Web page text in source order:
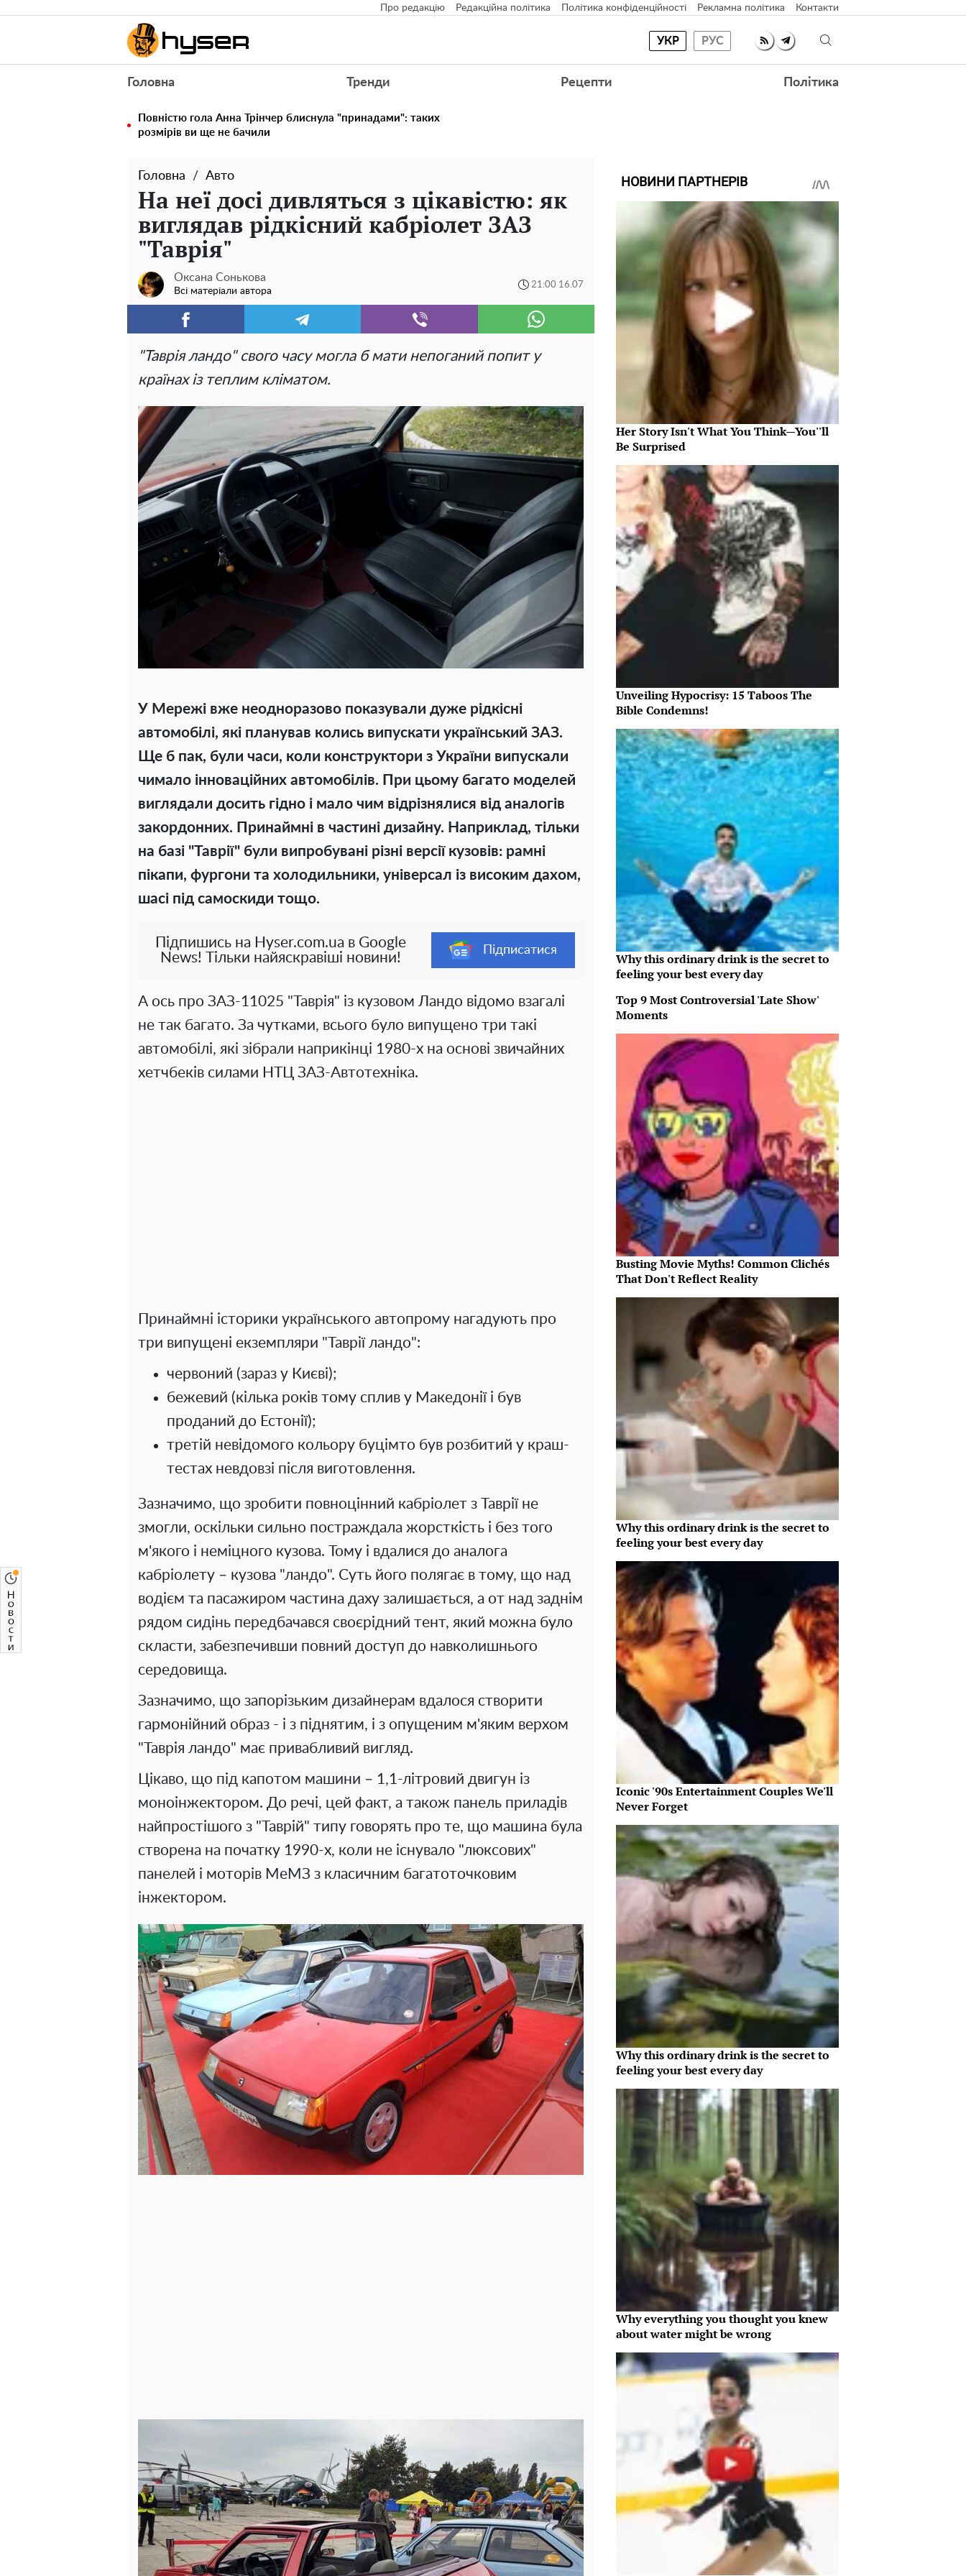
Про редакцію Редакційна політика Політика конфіденційності Рекламна політика Контакти
УКР РУС
Головна Тренди Рецепти Політика
Повністю гола Анна Трінчер блиснула "принадами": таких
розмірів ви ще не бачили
Головна Авто
На неї досі дивляться з цікавістю: як
виглядав рідкісний кабріолет ЗАЗ
"Таврія"
Оксана Сонькова
Всі матеріали автора
21:00 16.07
"Таврія ландо" свого часу могла б мати непоганий попит у
країнах із теплим кліматом.
У Мережі вже неодноразово показували дуже рідкісні
автомобілі, які планував колись випускати український ЗАЗ.
Ще б пак, були часи, коли конструктори з України випускали
чимало інноваційних автомобілів. При цьому багато моделей
виглядали досить гідно і мало чим відрізнялися від аналогів
закордонних. Принаймні в частині дизайну. Наприклад, тільки
на базі "Таврії" були випробувані різні версії кузовів: рамні
пікапи, фургони та холодильники, універсал із високим дахом,
шасі під самоскиди тощо.
Підпишись на Hyser.com.ua в Google
News! Тільки найяскравіші новини!
Підписатися
А ось про ЗАЗ-11025 "Таврія" із кузовом Ландо відомо взагалі
не так багато. За чутками, всього було випущено три такі
автомобілі, які зібрали наприкінці 1980-х на основі звичайних
хетчбеків силами НТЦ ЗАЗ-Автотехніка.
Принаймні історики українського автопрому нагадують про
три випущені екземпляри "Таврії ландо":
червоний (зараз у Києві);
бежевий (кілька років тому сплив у Македонії і був
проданий до Естонії);
третій невідомого кольору буцімто був розбитий у краш-
тестах невдовзі після виготовлення.
Зазначимо, що зробити повноцінний кабріолет з Таврії не
змогли, оскільки сильно постраждала жорсткість і без того
м'якого і неміцного кузова. Тому і вдалися до аналога
кабріолету – кузова "ландо". Суть його полягає в тому, що над
водієм та пасажиром частина даху залишається, а от над заднім
рядом сидінь передбачався своєрідний тент, який можна було
скласти, забезпечивши повний доступ до навколишнього
середовища.
Зазначимо, що запорізьким дизайнерам вдалося створити
гармонійний образ - і з піднятим, і з опущеним м'яким верхом
"Таврія ландо" має привабливий вигляд.
Цікаво, що під капотом машини – 1,1-літровий двигун із
моноінжектором. До речі, цей факт, а також панель приладів
найпростішого з "Таврій" типу говорять про те, що машина була
створена на початку 1990-х, коли не існувало "люксових"
панелей і моторів МеМЗ з класичним багатоточковим
інжектором.
НОВИНИ ПАРТНЕРІВ
Her Story Isn't What You Think—You''ll
Be Surprised
Unveiling Hypocrisy: 15 Taboos The
Bible Condemns!
Why this ordinary drink is the secret to
feeling your best every day
Top 9 Most Controversial 'Late Show'
Moments
Busting Movie Myths! Common Clichés
That Don't Reflect Reality
Why this ordinary drink is the secret to
feeling your best every day
Iconic '90s Entertainment Couples We'll
Never Forget
Why this ordinary drink is the secret to
feeling your best every day
Why everything you thought you knew
about water might be wrong